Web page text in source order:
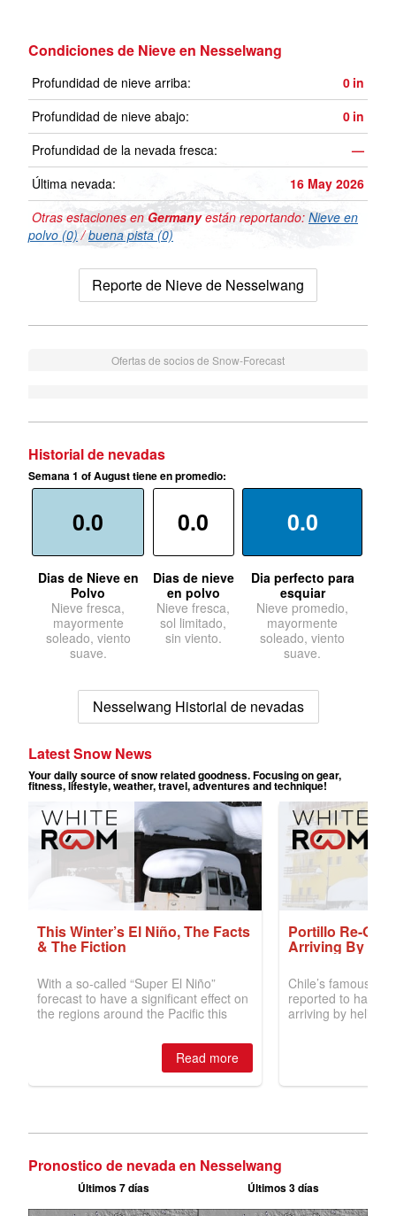
Condiciones de Nieve en Nesselwang
Profundidad de nieve arriba: 0 in
Profundidad de nieve abajo:
0 in
Profundidad de la nevada fresca:
—
Última nevada:
16 May 2026
Otras estaciones enGermanyestán reportando: Nieve en
polvo (0) /buena pista (0)
Reporte de Nieve de Nesselwang
Ofertas de socios de Snow-Forecast
Historial de nevadas
Semana 1 of August tiene en promedio:
0.0
Dias de Nieve en
Polvo
Nieve fresca,
mayormente
soleado, viento
suave.
0.0
Dias de nieve
en polvo
Nieve fresca,
sol limitado,
sin viento.
0.0
Dia perfecto para
esquiar
Nieve promedio,
mayormente
soleado, viento
suave.
Nesselwang Historial de nevadas
Pronostico de nevada en Nesselwang
Últimos 7 días Últimos 3 días